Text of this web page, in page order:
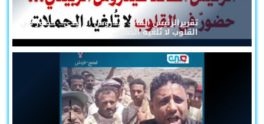
تقريرالرئيس القائد عيدروس الزُبيدي... حضورٌ في
القلوب لا تُلغيه الحملات